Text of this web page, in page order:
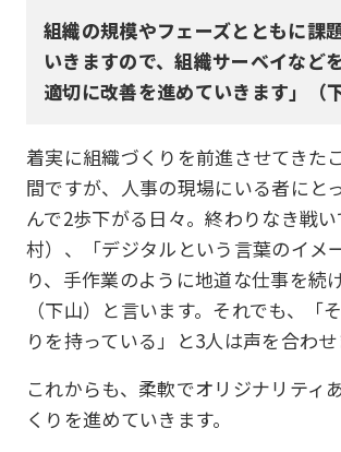
組織の規模やフェーズとともに課
いきますので、組織サーベイなど
適切に改善を進めていきます」（下
着実に組織づくりを前進させてきた
間ですが、人事の現場にいる者にと
んで2歩下がる日々。終わりなき戦
村）、「デジタルという言葉のイメ
り、手作業のように地道な仕事を続
（下山）と言います。それでも、「
りを持っている」と3人は声を合わせ
これからも、柔軟でオリジナリティ
くりを進めていきます。